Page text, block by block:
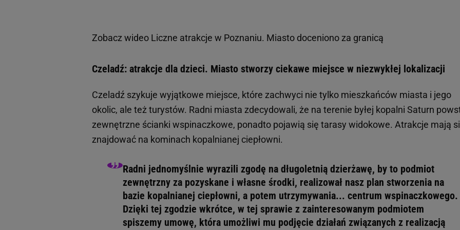
Zobacz wideo Liczne atrakcje w Poznaniu. Miasto doceniono za granicą
Czeladź: atrakcje dla dzieci. Miasto stworzy ciekawe miejsce w niezwykłej lokalizacji
Czeladź szykuje wyjątkowe miejsce, które zachwyci nie tylko mieszkańców miasta i jego
okolic, ale też turystów. Radni miasta zdecydowali, że na terenie byłej kopalni Saturn
zewnętrzne ścianki wspinaczkowe, ponadto pojawią się tarasy widokowe. Atrakcje mają
znajdować na kominach kopalnianej ciepłowni.
Radni jednomyślnie wyrazili zgodę na długoletnią dzierżawę, by to podmiot
zewnętrzny za pozyskane i własne środki, realizował nasz plan stworzenia na
bazie kopalnianej ciepłowni, a potem utrzymywania... centrum wspinaczkowego.
Dzięki tej zgodzie wkrótce, w tej sprawie z zainteresowanym podmiotem
spiszemy umowę, która umożliwi mu podjęcie działań związanych z realizacją